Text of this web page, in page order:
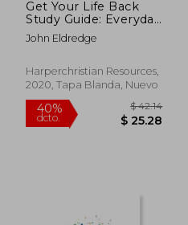
Get Your Life Back
Study Guide: Everyday
Practices for a World
Gone mad (en Inglés)
John Eldredge
Harperchristian Resources,
2020, Tapa Blanda, Nuevo